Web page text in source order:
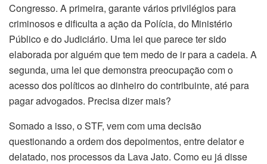
Congresso. A primeira, garante vários privilégios para
criminosos e dificulta a ação da Polícia, do Ministério
Público e do Judiciário. Uma lei que parece ter sido
elaborada por alguém que tem medo de ir para a cadeia. A
segunda, uma lei que demonstra preocupação com o
acesso dos políticos ao dinheiro do contribuinte, até para
pagar advogados. Precisa dizer mais?
Somado a isso, o STF, vem com uma decisão
questionando a ordem dos depoimentos, entre delator e
delatado, nos processos da Lava Jato. Como eu já disse